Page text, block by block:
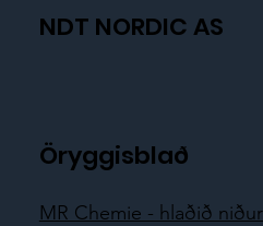
pi
NDT NORDIC AS
Öryggisblað
MR Chemie - hlaðið